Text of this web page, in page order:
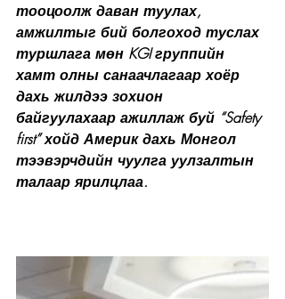
тооцоолж даван туулах,
амжилтыг бий болгоход туслах
туршлага мөн KGI группийн
хамт олны санаачлагаар хоёр
дахь жилдээ зохион
байгуулахаар ажиллаж буй “Safety
first” хойд Америк дахь Монгол
тээвэрчдийн чуулга уулзалтын
талаар ярилцлаа.